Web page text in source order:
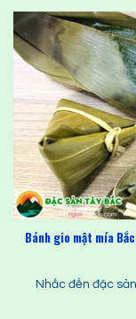
Bánh gio mật mía
Nhắc đến đặc